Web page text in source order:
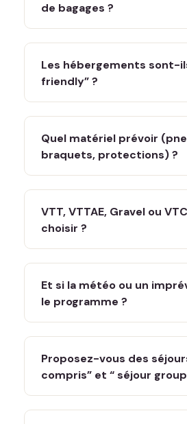
de bagages ?
Les hébergements sont-
friendly” ?
Quel matériel prévoir
braquets, protections) ?
VTT, VTTAE, Gravel ou
choisir ?
Et si la météo ou un
le programme ?
Proposez-vous des
compris” et “ séjour